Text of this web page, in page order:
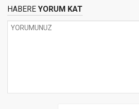
HABERE YORUM KAT